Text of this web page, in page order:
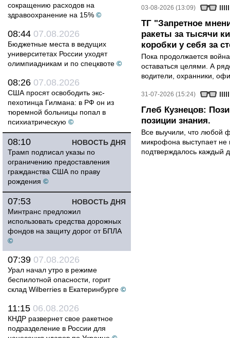
сокращению расходов на
здравоохранение на 15% ©
08:44 07.08.2026
Бюджетные места в ведущих
университетах России уходят
олимпиадникам и по спецквоте ©
08:26 07.08.2026
США просят освободить экс-
пехотинца Гилмана: в РФ он из
тюремной больницы попал в
психиатрическую ©
НОВОСТЬ ДНЯ
08:10
Трамп подписал указы по
ограничению предоставления
гражданства США по праву
рождения ©
НОВОСТЬ ДНЯ
07:53
Минтранс предложил
использовать средства дорожных
фондов на защиту дорог от БПЛА
©
07:39 07.08.2026
Урал начал утро в режиме
беспилотной опасности, горит
склад Wilberries в Екатеринбурге ©
11:15 06.08.2026
КНДР развернет свое ракетное
подразделение в России для
03-08-2026 (13:09)
ТГ "Запретное
ракеты за тысячи
коробки у себя за
Пока продолжается
оставаться целями. А
водители, охранники,
31-07-2026 (15:24)
Глеб Кузнецов:
позиции знания.
Все выучили, что любой
микрофона выступает не
подтверждалось каждый